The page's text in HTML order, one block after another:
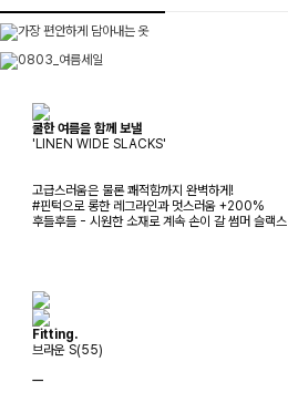
쿨한 여름을 함께 보낼
'LINEN WIDE SLACKS'
고급스러움은 물론 쾌적함까지 완벽하게!
#핀턱으로 롱한 레그라인과 멋스러움 +200%
후들후들 - 시원한 소재로 계속 손이 갈 썸머 슬랙스
Fitting.
브라운 S(55)
ㅡ